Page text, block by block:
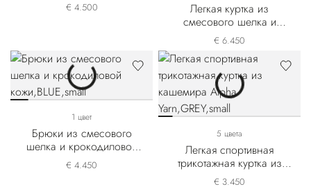
€ 4.500
Легкая куртка из
смесового шелка и
крокодиловой кожи
€ 6.450
1 цвет
Брюки из смесового
шелка и крокодиловой
кожи
€ 4.450
5 цвета
Легкая спортивная
трикотажная куртка из
кашемира Alpha Yarn
€ 3.450